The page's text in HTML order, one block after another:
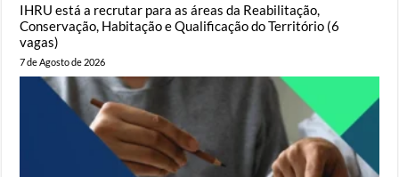
IHRU está a recrutar para as áreas da Reabilitação,
Conservação, Habitação e Qualificação do Território (6
vagas)
7 de Agosto de 2026